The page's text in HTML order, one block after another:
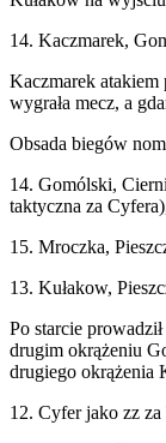
14. Kaczmarek,
Kaczmarek atakiem
wygrała mecz, a
Obsada biegów
14. Gomólski,
taktyczna za
15. Mroczka,
13. Kułakow,
Po starcie
drugim okrążeniu
drugiego okrążenia
12. Cyfer jako zz za